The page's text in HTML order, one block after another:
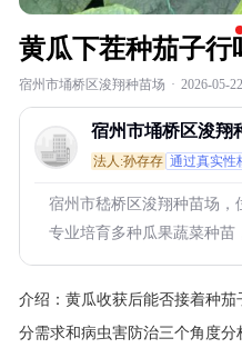
黄瓜下茬种茄子行
宿州市埇桥区浚翔种苗场 · 2026-05-
宿州市埇桥区浚翔
法人:孙存存 通过真实性
宿州市嵇桥区浚翔种苗场，
专业培育多种瓜果蔬菜种苗
介绍： 黄瓜收获后能否接着种
分需求和病虫害防治三个角度